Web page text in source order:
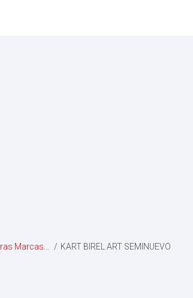
Marcas... / KART BIREL ART SEMINUEVO